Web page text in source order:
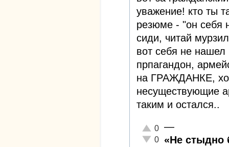
уважение! кто ты
резюме - "он себя
сиди, читай
вот себя не
прпагандон,
на ГРАЖДАНКЕ,
несуществующие
таким и остался..
Отлично!
0
Неадекватно!
0
—
«Не стыдно